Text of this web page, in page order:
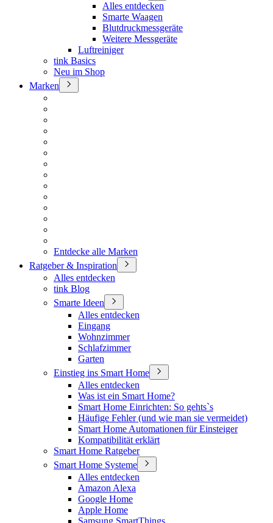
Alles entdecken
Smarte Waagen
Blutdruckmessgeräte
Weitere Messgeräte
Luftreiniger
tink Basics
Neu im Shop
Marken
Entdecke alle Marken
Ratgeber & Inspiration
Alles entdecken
tink Blog
Smarte Ideen
Alles entdecken
Eingang
Wohnzimmer
Schlafzimmer
Garten
Einstieg ins Smart Home
Alles entdecken
Was ist ein Smart Home?
Smart Home Einrichten: So gehts`s
Häufige Fehler (und wie man sie vermeidet)
Smart Home Automationen für Einsteiger
Kompatibilität erklärt
Smart Home Ratgeber
Smart Home Systeme
Alles entdecken
Amazon Alexa
Google Home
Apple Home
Samsung SmartThings